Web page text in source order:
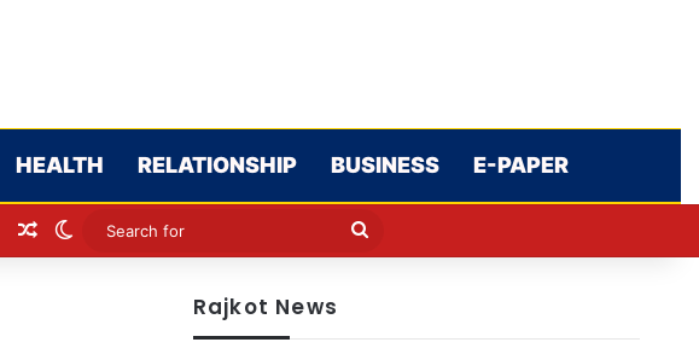
HEALTH RELATIONSHIP BUSINESS E-PAPER
Random Article
Switch skin
Search
Rajkot News